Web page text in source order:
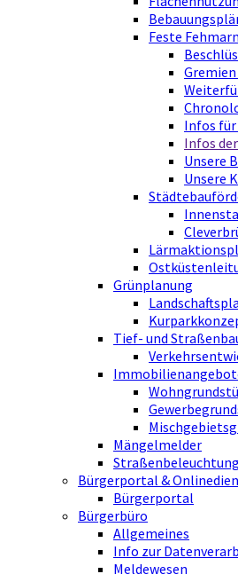
Feste
Infos
Infos
Unsere
Unsere
Grünplanung
Tief- und
Mängelmelder
Straßenbeleuchtung
Bürgerportal &
Bürgerportal
Bürgerbüro
Allgemeines
Info zur
Meldewesen